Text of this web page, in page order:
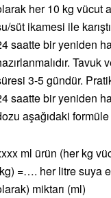
her 10 kg vücut
süt ikamesi ile
saatte bir yeniden
3-5 gündür.
saatte bir yeniden
aşağıdaki
ml ürün (her kg
=…. her litre suya
miktarı (ml)